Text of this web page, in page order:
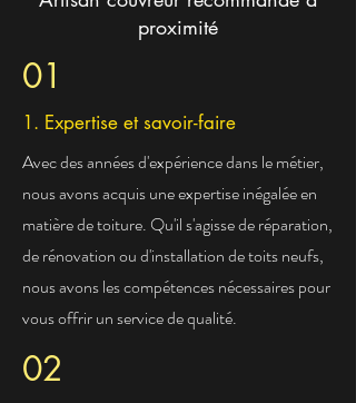
proximité
01
1. Expertise et savoir-faire
Avec des années d'expérience dans le métier,
nous avons acquis une expertise inégalée en
matière de toiture. Qu'il s'agisse de réparation,
de rénovation ou d'installation de toits neufs,
nous avons les compétences nécessaires pour
vous offrir un service de qualité.
02